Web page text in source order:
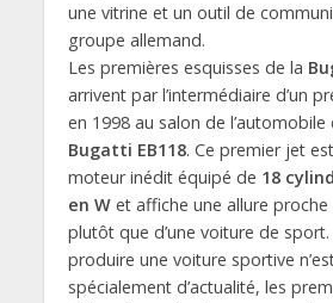
une vitrine et un outil de
groupe allemand.
Les premières esquisses de la
arrivent par l’intermédiaire d’un
en 1998 au salon de l’automobile
Bugatti EB118. Ce premier jet
moteur inédit équipé de 18
en Wet affiche une allure proche
plutôt que d’une voiture de
produire une voiture sportive
spécialement d’actualité, les